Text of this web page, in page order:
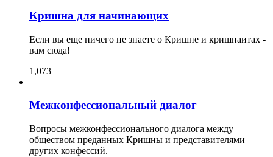
Кришна для начинающих
Если вы еще ничего не знаете о Кришне и кришнаитах -
вам сюда!
1,073
Межконфессиональный диалог
Вопросы межконфессионального диалога между
обществом преданных Кришны и представителями
других конфессий.